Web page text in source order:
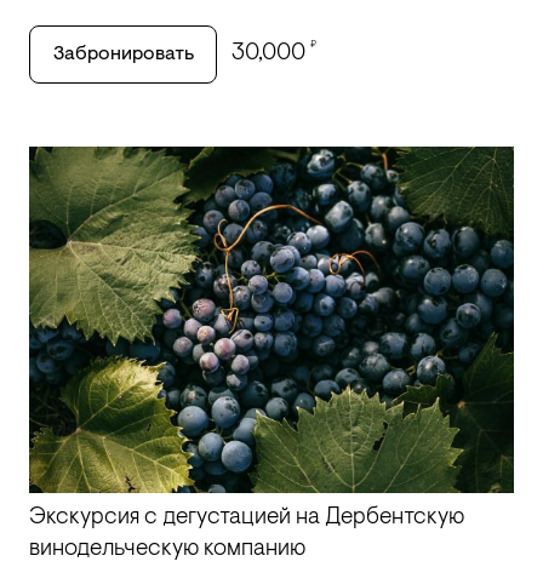
Забронировать 30,000 ₽
Экскурсия с дегустацией на Дербентскую
винодельческую компанию